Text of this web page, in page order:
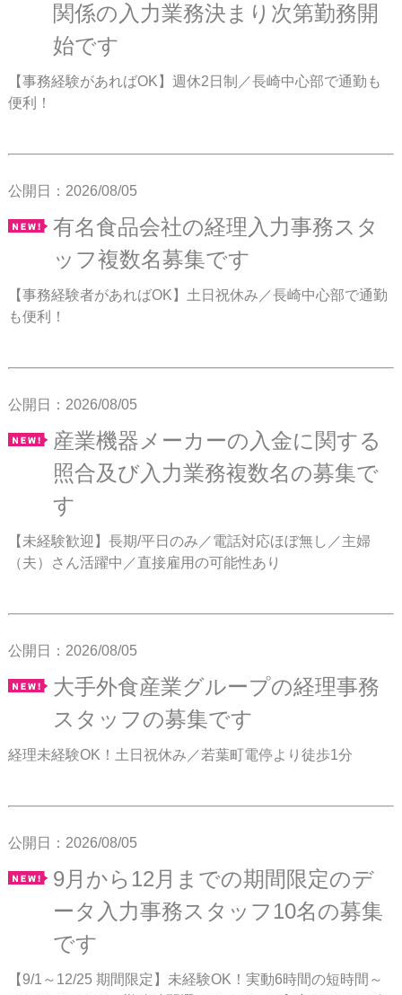
関係の入力業務決まり次第勤務開
始です
【事務経験があればOK】週休2日制／長崎中心部で通勤も
便利！
公開日：2026/08/05
有名食品会社の経理入力事務スタ
ッフ複数名募集です
【事務経験者があればOK】土日祝休み／長崎中心部で通勤
も便利！
公開日：2026/08/05
産業機器メーカーの入金に関する
照合及び入力業務複数名の募集で
す
【未経験歓迎】長期/平日のみ／電話対応ほぼ無し／主婦
（夫）さん活躍中／直接雇用の可能性あり
公開日：2026/08/05
大手外食産業グループの経理事務
スタッフの募集です
経理未経験OK！土日祝休み／若葉町電停より徒歩1分
公開日：2026/08/05
9月から12月までの期間限定のデ
ータ入力事務スタッフ10名の募集
です
【9/1～12/25 期間限定】未経験OK！実動6時間の短時間～